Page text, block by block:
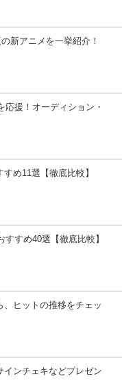
新アニメを一挙紹介！
応援！オーディション・
め11選【徹底比較】
すめ40選【徹底比較】
ヒットの推移をチェッ
ンチェキなどプレゼン